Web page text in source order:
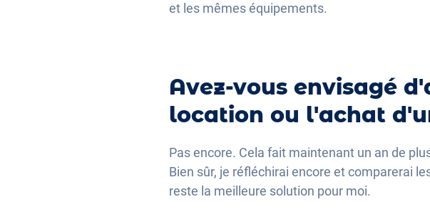
et les mêmes équipements.
Avez-vous envisagé
location ou l'achat
Pas encore. Cela fait maintenant un an de
Bien sûr, je réfléchirai encore et comparerai
reste la meilleure solution pour moi.